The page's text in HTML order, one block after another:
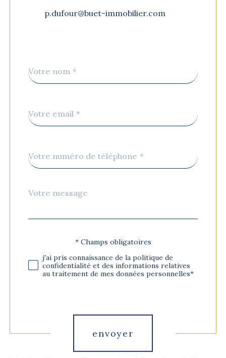
p.dufour@buet-immobilier.com
Fieldset
*
*
*
Fieldset
défaut
Message
Validation* Champs obligatoires
j'ai pris connaissance de la politique de
confidentialité et des informations relatives
au traitement de mes données personnelles*
envoyer